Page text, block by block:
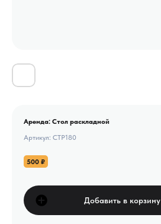
Аренда: Стол раскладной
Артикул: CTP180
500 ₽
Добавить в корзину